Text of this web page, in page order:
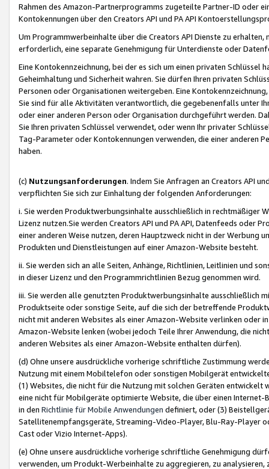
Rahmen des Amazon-Partnerprogramms zugeteilte Partner-ID oder
Kontokennungen über den Creators API und PA API
Um Programmwerbeinhalte über die Creators API Dienste zu
erforderlich, eine separate Genehmigung für Unterdienste oder
Eine Kontokennzeichnung, bei der es sich um einen privaten
Geheimhaltung und Sicherheit wahren. Sie dürfen Ihren privaten
Personen oder Organisationen weitergeben. Eine
Sie sind für alle Aktivitäten verantwortlich, die gegebenenfalls unter
oder einer anderen Person oder Organisation durchgeführt werden.
Sie Ihren privaten Schlüssel verwendet, oder wenn Ihr privater
Tag-Parameter oder Kontokennungen verwenden, die einer anderen
haben.
(c) Nutzungsanforderungen. Indem Sie Anfragen an Creators API
verpflichten Sie sich zur Einhaltung der folgenden Anforderungen:
i. Sie werden Produktwerbungsinhalte ausschließlich in rechtmäßiger
Lizenz nutzen.Sie werden Creators API und PA API, Datenfeeds oder
einer anderen Weise nutzen, deren Hauptzweck nicht in der Werbung
Produkten und Dienstleistungen auf einer Amazon-Website besteht.
ii. Sie werden sich an alle Seiten, Anhänge, Richtlinien, Leitlinien und
in dieser Lizenz und den Programmrichtlinien Bezug genommen wird.
iii. Sie werden alle genutzten Produktwerbungsinhalte ausschließlich
Produktseite oder sonstige Seite, auf die sich der betreffende
nicht mit anderen Websites als einer Amazon-Website verlinken oder
Amazon-Website lenken (wobei jedoch Teile Ihrer Anwendung, die
anderen Websites als einer Amazon-Website enthalten dürfen).
(d) Ohne unsere ausdrückliche vorherige schriftliche Zustimmung
Nutzung mit einem Mobiltelefon oder sonstigen Mobilgerät
(1) Websites, die nicht für die Nutzung mit solchen Geräten
eine nicht für Mobilgeräte optimierte Website, die über einen
in den Richtlinie für Mobile Anwendungen definiert, oder (3)
Satellitenempfangsgeräte, Streaming-Video-Player, Blu-Ray-Player
Cast oder Vizio Internet-Apps).
(e) Ohne unsere ausdrückliche vorherige schriftliche Genehmigung
verwenden, um Produkt-Werbeinhalte zu aggregieren, zu